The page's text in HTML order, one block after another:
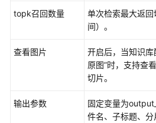
作
绍
型
topk召回数量
单次检索最大返
间）。
查看图片
开启后，当知识
原图”时，支持查
切片。
输出参数
固定变量为
件名、子标题、